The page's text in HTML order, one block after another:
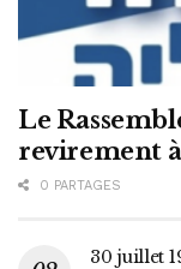
Le
revirement
0 PARTAGES
30 juillet